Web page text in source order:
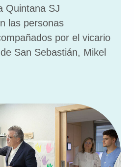
Quintana SJ
las personas
por el vicario
San Sebastián, Mikel